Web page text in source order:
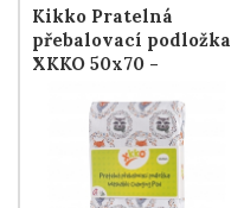
Kikko Pratelná
přebalovací podložka
XKKO 50x70 -